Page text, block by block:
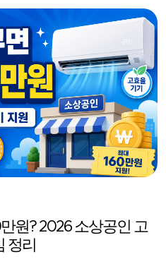
원? 2026 소상공인 고
정리